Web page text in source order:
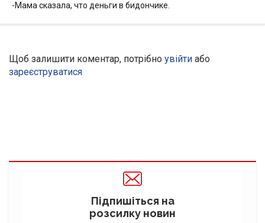
-Мама сказала, что деньги в бидончике.
Щоб залишити коментар, потрібно увійти або
зареєструватися
Підпишіться на
розсилку новин